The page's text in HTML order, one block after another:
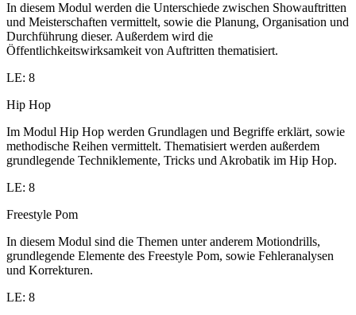
In diesem Modul werden die Unterschiede zwischen Showauftritten
und Meisterschaften vermittelt, sowie die Planung, Organisation und
Durchführung dieser. Außerdem wird die
Öffentlichkeitswirksamkeit von Auftritten thematisiert.
LE: 8
Hip Hop
Im Modul Hip Hop werden Grundlagen und Begriffe erklärt, sowie
methodische Reihen vermittelt. Thematisiert werden außerdem
grundlegende Techniklemente, Tricks und Akrobatik im Hip Hop.
LE: 8
Freestyle Pom
In diesem Modul sind die Themen unter anderem Motiondrills,
grundlegende Elemente des Freestyle Pom, sowie Fehleranalysen
und Korrekturen.
LE: 8